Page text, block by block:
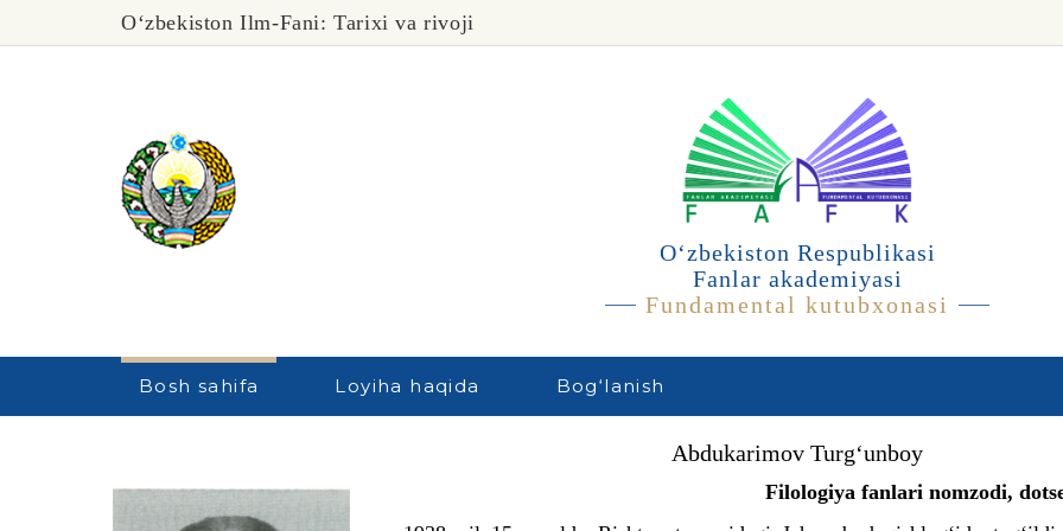
O‘zbekiston Ilm-Fani: Tarixi va rivoji
O‘zbekiston Respublikasi
Fanlar akademiyasi
Fundamental kutubxonasi
Bosh sahifa Loyiha haqida Bog‘lanish
Abdukarimov Turg‘unboy
Filologiya fanlari nomzodi,